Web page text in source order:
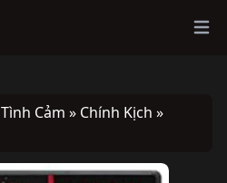
Tình Cảm » Chính Kịch »